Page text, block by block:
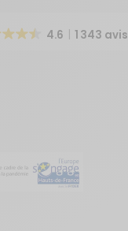
4.6 1 343 avis